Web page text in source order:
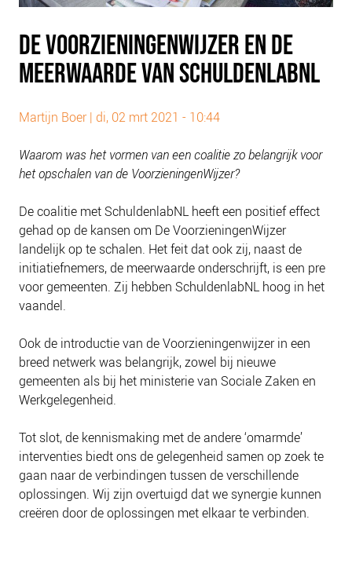
PLINKR NAZORG
SOCIALDEBT
DOORBRAAKMETHODE
COLLECTIEF SCHULDREGELEN
DE VOORZIENINGENWIJZER
OVER ONS
HET TEAM
ONZE PARTNERS
VACATURES
IN DE MEDIA
NIEUWS
BLOGS
DE VOORZIENINGENWIJZER EN DE
MEERWAARDE VAN SCHULDENLABNL
Martijn Boer | di, 02 mrt 2021 - 10:44
Waarom was het vormen van een coalitie zo belangrijk voor
het opschalen van de VoorzieningenWijzer?
De coalitie met SchuldenlabNL heeft een positief effect
gehad op de kansen om De VoorzieningenWijzer
landelijk op te schalen. Het feit dat ook zij, naast de
initiatiefnemers, de meerwaarde onderschrijft, is een pre
voor gemeenten. Zij hebben SchuldenlabNL hoog in het
vaandel.
Ook de introductie van de Voorzieningenwijzer in een
breed netwerk was belangrijk, zowel bij nieuwe
gemeenten als bij het ministerie van Sociale Zaken en
Werkgelegenheid.
Tot slot, de kennismaking met de andere ‘omarmde’
interventies biedt ons de gelegenheid samen op zoek te
gaan naar de verbindingen tussen de verschillende
oplossingen. Wij zijn overtuigd dat we synergie kunnen
creëren door de oplossingen met elkaar te verbinden.